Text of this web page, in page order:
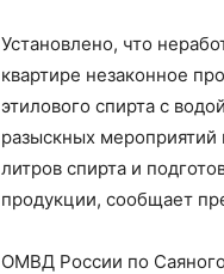
Установлено, что
квартире незаконное
этилового спирта с
разыскных мероприятий
литров спирта и
продукции, сообщает
ОМВД России по